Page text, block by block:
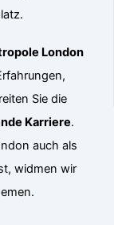
London
Sie die
Karriere.
auch als
widmen wir